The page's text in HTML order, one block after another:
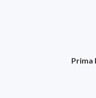
Prima